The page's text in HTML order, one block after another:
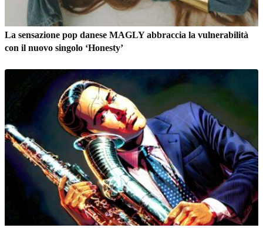
La sensazione pop danese MAGLY abbraccia la vulnerabilità
con il nuovo singolo ‘Honesty’